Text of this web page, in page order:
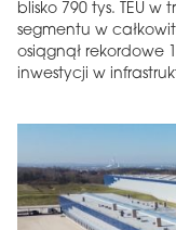
blisko 790 tys. TEU
segmentu w
osiągnął rekordowe
inwestycji w